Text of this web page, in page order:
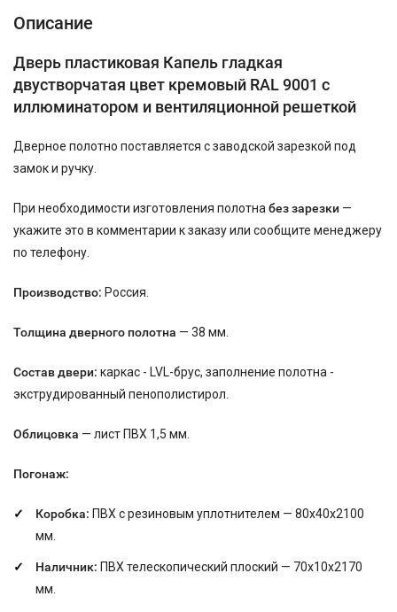
Описание
Дверь пластиковая Капель гладкая
двустворчатая цвет кремовый RAL 9001 с
иллюминатором и вентиляционной решеткой
Дверное полотно поставляется с заводской зарезкой под
замок и ручку.
При необходимости изготовления полотна без зарезки —
укажите это в комментарии к заказу или сообщите менеджеру
по телефону.
Производство: Россия.
Толщина дверного полотна — 38 мм.
Состав двери: каркас - LVL-брус, заполнение полотна -
экструдированный пенополистирол.
Облицовка — лист ПВХ 1,5 мм.
Погонаж:
Коробка: ПВХ с резиновым уплотнителем — 80х40х2100
мм.
Наличник: ПВХ телескопический плоский — 70х10х2170
мм.